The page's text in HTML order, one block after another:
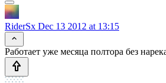
RiderSx Dec 13 2012 at 13:15
Работает уже месяца полтора без